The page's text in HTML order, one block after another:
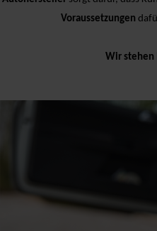
Voraussetzungen
Wir stehen